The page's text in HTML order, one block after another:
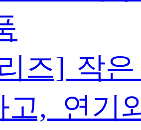
즈] 작
고, 연기